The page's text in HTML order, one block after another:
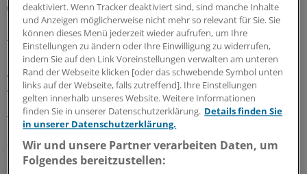
Gesundheitsbezogene Testlogos
Bundesgerichtshof zu Focus-Ärztesiegeln: Für
Ärzterankings gelten strenge Maßstäbe
Der Bundesgerichtshof verschärft Anforderungen an
Ärztesiegel: Focus-Auszeichnungen müssten
Aussagekraft und Grenzen des Rankings klar erkennen
lassen. Ein OLG muss nun erneut prüfen, ob Irreführung
vorliegt.
30.07.2026
deaktiviert. Wenn Tracker deaktiviert sind, sind manche Inhalte
und Anzeigen möglicherweise nicht mehr so relevant für Sie. Sie
können dieses Menü jederzeit wieder aufrufen, um Ihre
Einstellungen zu ändern oder Ihre Einwilligung zu widerrufen,
indem Sie auf den Link Voreinstellungen verwalten am unteren
Rand der Webseite klicken [oder das schwebende Symbol unten
links auf der Webseite, falls zutreffend]. Ihre Einstellungen
gelten innerhalb unseres Website. Weitere Informationen
finden Sie in unserer Datenschutzerklärung. Details finden Sie
in unserer Datenschutzerklärung.
Wir und unsere Partner verarbeiten Daten, um
Folgendes bereitzustellen: